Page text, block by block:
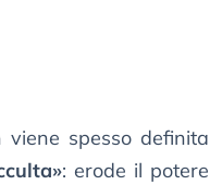
spesso definita
: erode il potere